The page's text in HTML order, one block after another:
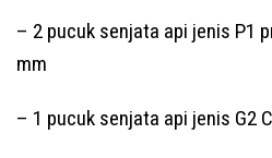
– 2 pucuk senjata api jenis P1
mm
– 1 pucuk senjata api jenis G2